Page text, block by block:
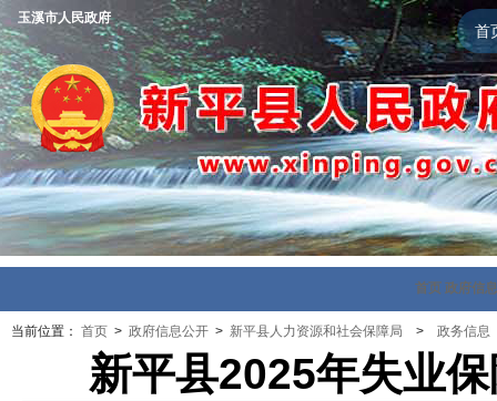
首
玉溪市人民政府
首页 政府信
当前位置： 首页 > 政府信息公开 > 新平县人力资源和社会保障局 > 政务信息
新平县2025年失业